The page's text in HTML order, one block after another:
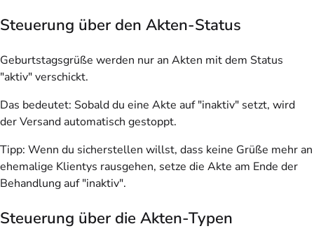
Steuerung über den Akten-Status
Geburtstagsgrüße werden nur an Akten mit dem Status
"aktiv" verschickt.
Das bedeutet: Sobald du eine Akte auf "inaktiv" setzt, wird
der Versand automatisch gestoppt.
Tipp: Wenn du sicherstellen willst, dass keine Grüße mehr an
ehemalige Klientys rausgehen, setze die Akte am Ende der
Behandlung auf "inaktiv".
Steuerung über die Akten-Typen